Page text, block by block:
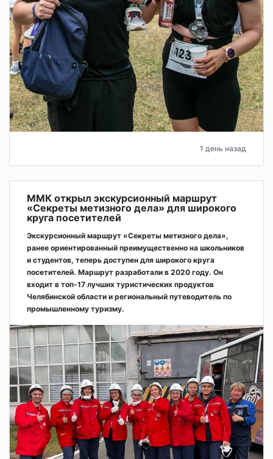
1 день назад
ММК открыл экскурсионный маршрут
«Секреты метизного дела» для широкого
круга посетителей
Экскурсионный маршрут «Секреты метизного дела»,
ранее ориентированный преимущественно на школьников
и студентов, теперь доступен для широкого круга
посетителей. Маршрут разработали в 2020 году. Он
входит в топ-17 лучших туристических продуктов
Челябинской области и региональный путеводитель по
промышленному туризму.